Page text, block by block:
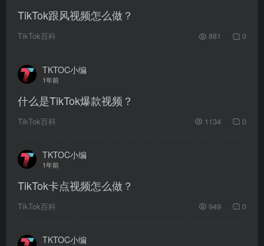
TikTok跟风视频怎么做？
TikTok百科 881 0
TKTOC小编
1年前
什么是TikTok爆款视频？
TikTok百科 1134 0
TKTOC小编
1年前
TikTok卡点视频怎么做？
TikTok百科 949 0
TKTOC小编